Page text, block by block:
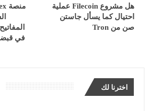
هل مشروع Filecoin عملية
احتيال كما يسأل جاستن
صن من Tron
في
اخترنا لك